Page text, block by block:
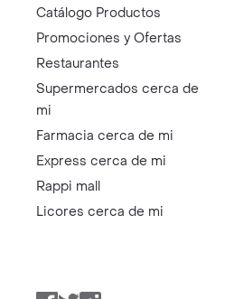
Catálogo Productos
Promociones y Ofertas
Restaurantes
Supermercados cerca de
mi
Farmacia cerca de mi
Express cerca de mi
Rappi mall
Licores cerca de mi